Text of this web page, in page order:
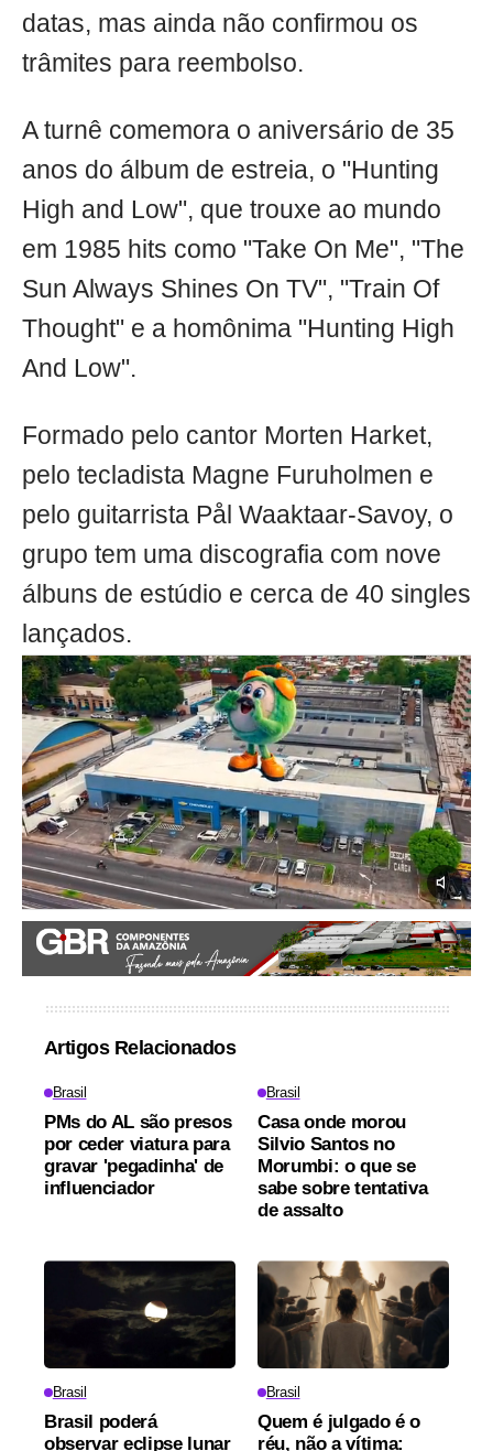
datas, mas ainda não confirmou os
trâmites para reembolso.
A turnê comemora o aniversário de 35
anos do álbum de estreia, o "Hunting
High and Low", que trouxe ao mundo
em 1985 hits como "Take On Me", "The
Sun Always Shines On TV", "Train Of
Thought" e a homônima "Hunting High
And Low".
Formado pelo cantor Morten Harket,
pelo tecladista Magne Furuholmen e
pelo guitarrista Pål Waaktaar-Savoy, o
grupo tem uma discografia com nove
álbuns de estúdio e cerca de 40 singles
lançados.
Artigos Relacionados
Brasil
PMs do AL são presos
por ceder viatura para
gravar 'pegadinha' de
influenciador
Brasil
Casa onde morou
Silvio Santos no
Morumbi: o que se
sabe sobre tentativa
de assalto
Brasil
Brasil poderá
observar eclipse lunar
Brasil
Quem é julgado é o
réu, não a vítima: